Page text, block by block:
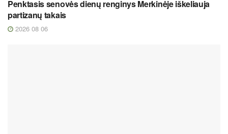
Penktasis senovės dienų renginys Merkinėje iškeliauja
partizanų takais
2026 08 06